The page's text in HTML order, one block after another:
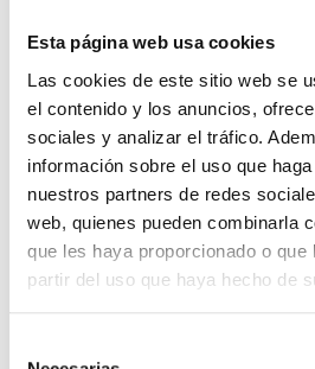
Esta página web usa cookies
Las cookies de este sitio web se
el contenido y los anuncios,
sociales y analizar el tráfico.
información sobre el uso que
nuestros partners de redes
web, quienes pueden combinarla
que les haya proporcionado o que
partir del uso que haya hecho de
Vaillant Group, con más de 600
Está centrado en el desarrollo de
energías renovables, incluyendo la
fósiles y renovables en sistemas
Todo ello para ofrecer a los
máximo ahorro y la máxima
hogar.